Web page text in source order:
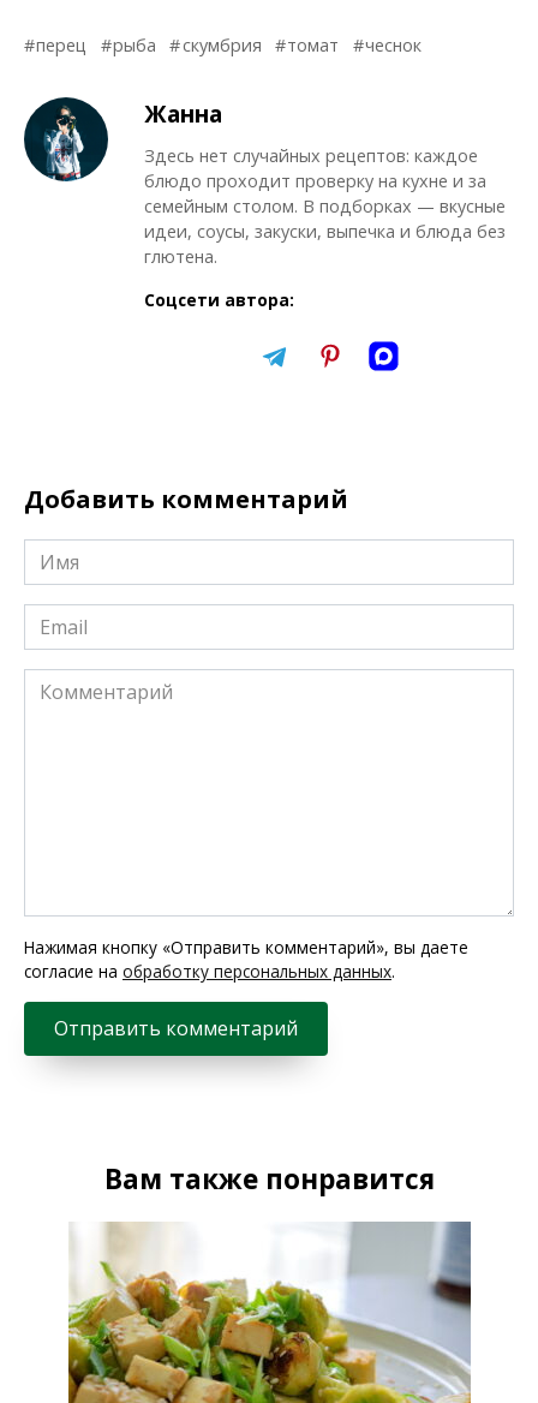
перец рыба скумбрия томат чеснок
Жанна
Здесь нет случайных рецептов: каждое
блюдо проходит проверку на кухне и за
семейным столом. В подборках — вкусные
идеи, соусы, закуски, выпечка и блюда без
глютена.
Соцсети автора:
Добавить комментарий
Имя
*
Email
*
Комментарий
Нажимая кнопку «Отправить комментарий», вы даете
согласие на обработку персональных данных.
Вам также понравится